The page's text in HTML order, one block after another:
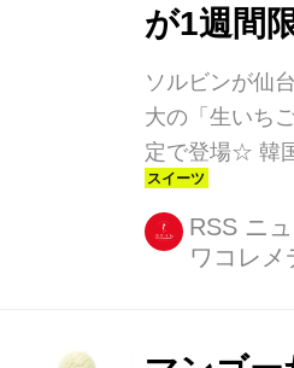
ポギシリーズ
10日(火)より
SULBING天神
にて秋冬限定
イン...
が1週間
ソルビンが仙
大の「生いち
定で登場☆ 韓
行列ができる
ザートカフェ
ン)」。 この
ます! ・オープ
RSS ニ
ワコレメ